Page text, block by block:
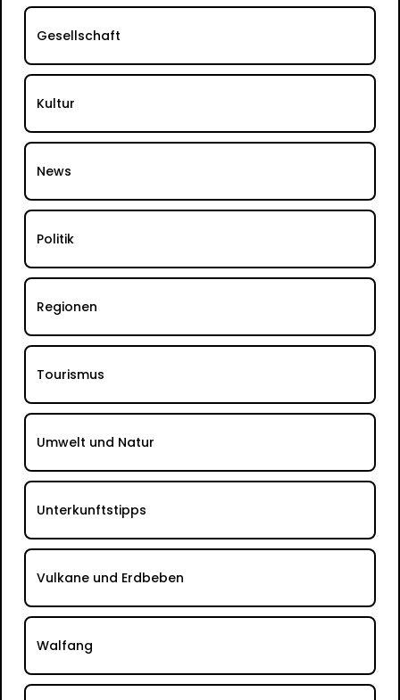
Gesellschaft
Kultur
News
Politik
Regionen
Tourismus
Umwelt und Natur
Unterkunftstipps
Vulkane und Erdbeben
Walfang